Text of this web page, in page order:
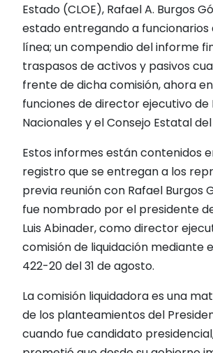
Estado (CLOE), Rafael A. Burgos
estado entregando a
línea; un compendio del informe
traspasos de activos y pasivos
frente de dicha comisión, ahora
funciones de director ejecutivo de
Nacionales y el Consejo Estatal
Estos informes están contenidos
registro que se entregan a los
previa reunión con Rafael Burgos
fue nombrado por el presidente
Luis Abinader, como director
comisión de liquidación mediante
422-20 del 31 de agosto.
La comisión liquidadora es una
de los planteamientos del
cuando fue candidato